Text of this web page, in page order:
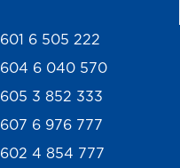
601 6 505 222
604 6 040 570
605 3 852 333
607 6 976 777
602 4 854 777